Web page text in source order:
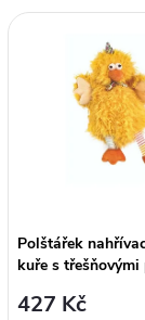
Polštářek
kuře s třešňovými
427 Kč